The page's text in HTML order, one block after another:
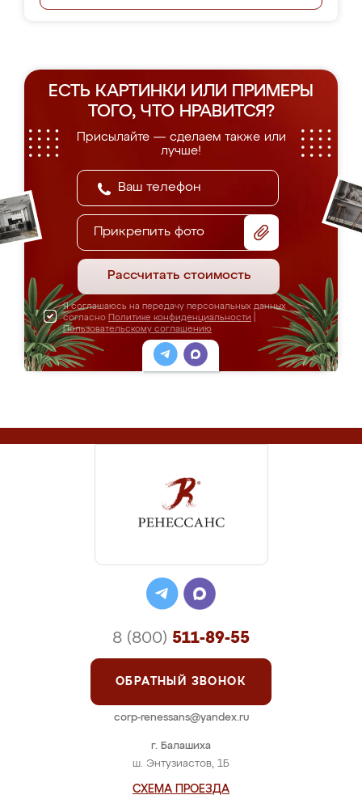
ЕСТЬ КАРТИНКИ ИЛИ ПРИМЕРЫ
ТОГО, ЧТО НРАВИТСЯ?
Присылайте — сделаем также или
лучше!
Прикрепить фото
Рассчитать стоимость
Я соглашаюсь на передачу персональных данных
согласно Политике конфиденциальности
Пользовательскому соглашению
г. Балашиха
ш. Энтузиастов, 1Б
СХЕМА ПРОЕЗДА
8 (800) 511-89-55
ОБРАТНЫЙ ЗВОНОК
corp-renessans@yandex.ru